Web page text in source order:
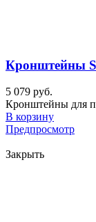
Кронштейны
5 079 руб.
Кронштейны для
В корзину
Предпросмотр
Закрыть